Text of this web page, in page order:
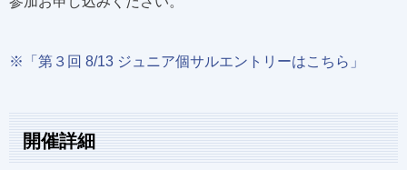
※「第３回 8/13 ジュニア個サルエントリーはこちら」
開催詳細